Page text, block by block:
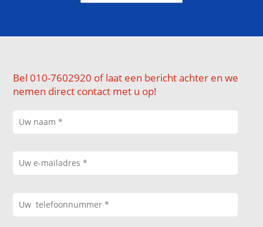
Bel 010-7602920 of laat een bericht achter en we
nemen direct contact met u op!